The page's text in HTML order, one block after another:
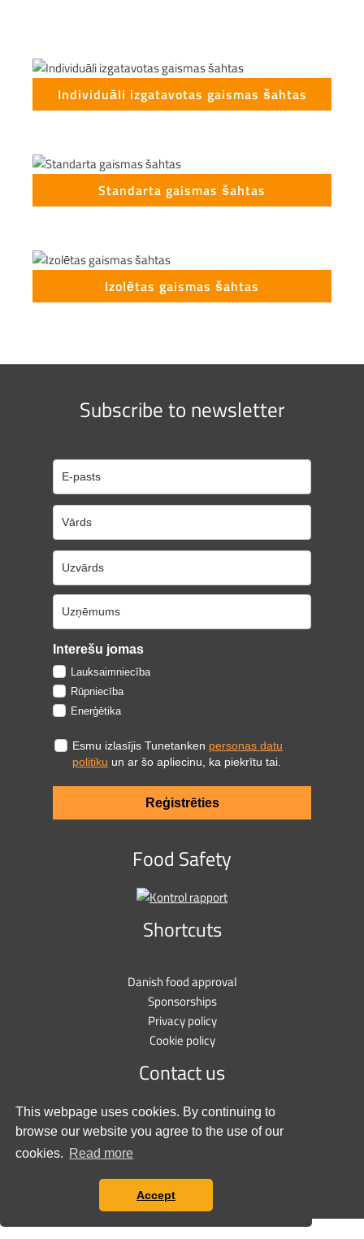
This webpage uses cookies. By continuing to
browse our website you agree to the use of our
cookies. Read more
Accept
Individuāli izgatavotas gaismas šahtas
Standarta gaismas šahtas
Izolētas gaismas šahtas
Subscribe to newsletter
Interešu jomas
Lauksaimniecība
Rūpniecība
Enerģētika
Esmu izlasījis Tunetanken personas datu
politiku un ar šo apliecinu, ka piekrītu tai.
Reģistrēties
Food Safety
Shortcuts
Danish food approval
Sponsorships
Privacy policy
Cookie policy
Contact us
Stationsvej 9
salg@tunetanken.dk